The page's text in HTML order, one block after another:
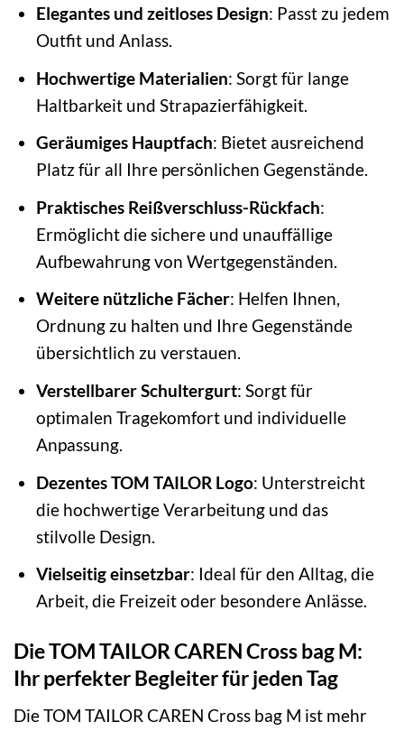
Elegantes und zeitloses Design: Passt zu jedem
Outfit und Anlass.
Hochwertige Materialien: Sorgt für lange
Haltbarkeit und Strapazierfähigkeit.
Geräumiges Hauptfach: Bietet ausreichend
Platz für all Ihre persönlichen Gegenstände.
Praktisches Reißverschluss-Rückfach:
Ermöglicht die sichere und unauffällige
Aufbewahrung von Wertgegenständen.
Weitere nützliche Fächer: Helfen Ihnen,
Ordnung zu halten und Ihre Gegenstände
übersichtlich zu verstauen.
Verstellbarer Schultergurt: Sorgt für
optimalen Tragekomfort und individuelle
Anpassung.
Dezentes TOM TAILOR Logo: Unterstreicht
die hochwertige Verarbeitung und das
stilvolle Design.
Vielseitig einsetzbar: Ideal für den Alltag, die
Arbeit, die Freizeit oder besondere Anlässe.
Die TOM TAILOR CAREN Cross bag M:
Ihr perfekter Begleiter für jeden Tag
Die TOM TAILOR CAREN Cross bag M ist mehr